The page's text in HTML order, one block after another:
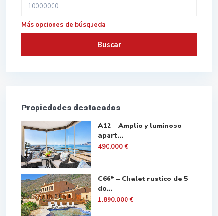
Más opciones de búsqueda
Buscar
Propiedades destacadas
A12 – Amplio y luminoso
apart...
490.000 €
C66* – Chalet rustico de 5
do...
1.890.000 €